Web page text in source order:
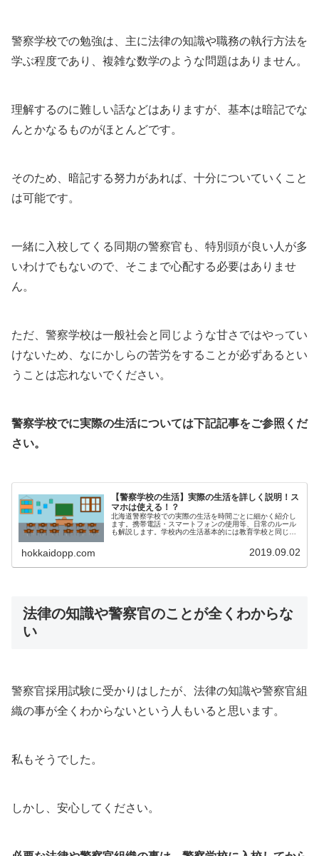
警察学校での勉強は、主に法律の知識や職務の執行方法を
学ぶ程度であり、複雑な数学のような問題はありません。
理解するのに難しい話などはありますが、基本は暗記でな
んとかなるものがほとんどです。
そのため、暗記する努力があれば、十分についていくこと
は可能です。
一緒に入校してくる同期の警察官も、特別頭が良い人が多
いわけでもないので、そこまで心配する必要はありませ
ん。
ただ、警察学校は一般社会と同じような甘さではやってい
けないため、なにかしらの苦労をすることが必ずあるとい
うことは忘れないでください。
警察学校でに実際の生活については下記記事をご参照くだ
さい。
【警察学校の生活】実際の生活を詳しく説明！ス
マホは使える！？
北海道警察学校での実際の生活を時間ごとに細かく紹介し
ます。携帯電話・スマートフォンの使用等、日常のルール
も解説します。学校内の生活基本的には教育学校と同じよ
hokkaidopp.com 2019.09.02
法律の知識や警察官のことが全くわからな
い
警察官採用試験に受かりはしたが、法律の知識や警察官組
織の事が全くわからないという人もいると思います。
私もそうでした。
しかし、安心してください。